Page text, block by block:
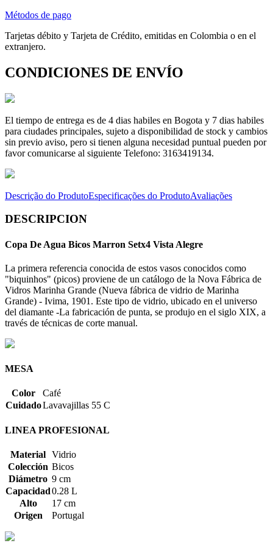
Métodos de pago
Tarjetas débito y Tarjeta de Crédito, emitidas en Colombia o en el
extranjero.
CONDICIONES DE ENVÍO
El tiempo de entrega es de 4 dias habiles en Bogota y 7 dias habiles
para ciudades principales, sujeto a disponibilidad de stock y cambios
sin previo aviso, pero si tienen alguna necesidad puntual pueden por
favor comunicarse al siguiente Telefono: 3163419134.
Descrição do ProdutoEspecificações do ProdutoAvaliações
DESCRIPCION
Copa De Agua Bicos Marron Setx4 Vista Alegre
La primera referencia conocida de estos vasos conocidos como
"biquinhos" (picos) proviene de un catálogo de la Nova Fábrica de
Vidros Marinha Grande (Nueva fábrica de vidrio de Marinha
Grande) - Ivima, 1901. Este tipo de vidrio, ubicado en el universo
del diamante -La fabricación de punta, se produjo en el siglo XIX, a
través de técnicas de corte manual.
MESA
Color
Café
CuidadoLavavajillas 55 C
LINEA PROFESIONAL
Material Vidrio
Colección Bicos
Diámetro 9 cm
Capacidad0.28 L
Alto
17 cm
Origen
Portugal